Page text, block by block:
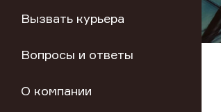
Вызвать курьера
Вопросы и ответы
О компании